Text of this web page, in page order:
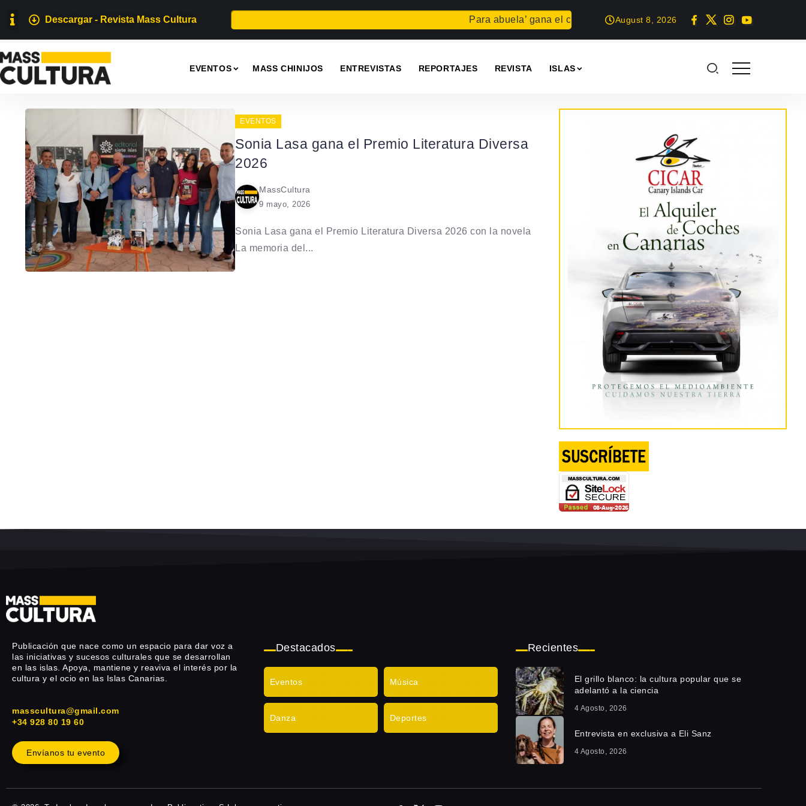
Descargar - Revista Mass Cultura Para abuela’ gana el concurso Carta para una fiestaSummer Geek en
August 8, 2026
EVENTOS MASS CHINIJOS ENTREVISTAS REPORTAJES REVISTA ISLAS
EVENTOS
Sonia Lasa gana el Premio Literatura Diversa
2026
MassCultura
9 mayo, 2026
Sonia Lasa gana el Premio Literatura Diversa 2026 con la novela
La memoria del...
Publicación que nace como un espacio para dar voz a
las iniciativas y sucesos culturales que se desarrollan
en las islas. Apoya, mantiene y reaviva el interés por la
cultura y el ocio en las Islas Canarias.
masscultura@gmail.com
+34 928 80 19 60
Envíanos tu evento
Destacados
Eventos Música
Danza Deportes
Recientes
El grillo blanco: la cultura popular que se
adelantó a la ciencia
4 Agosto, 2026
Entrevista en exclusiva a Eli Sanz
4 Agosto, 2026